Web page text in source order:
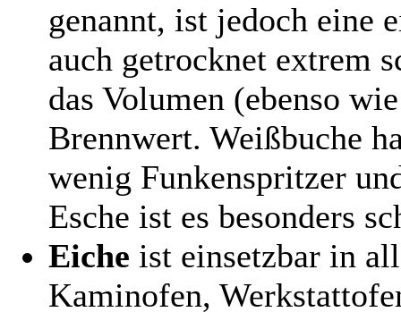
genannt, ist jedoch eine
auch getrocknet extrem
das Volumen (ebenso
Brennwert. Weißbuche
wenig Funkenspritzer
Esche ist es besonders
Eiche ist einsetzbar in
Kaminofen,